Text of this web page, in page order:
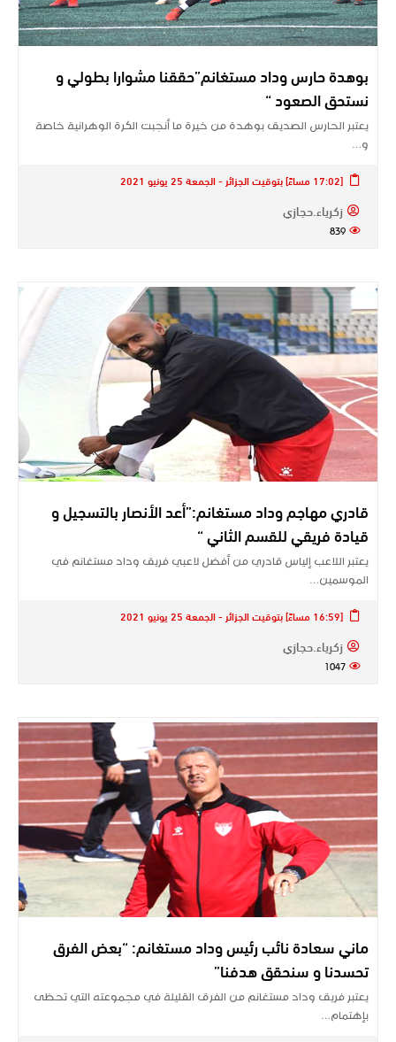
بوهدة حارس وداد مستغانم”حققنا مشوارا بطولي و
نستحق الصعود “
يعتبر الحارس الصديق بوهدة من خيرة ما أنجبت الكرة الوهرانية خاصة
و…
[17:02 مساءً] بتوقيت الجزائر - الجمعة 25 يونيو 2021
زكرياء.حجازي
839
قادري مهاجم وداد مستغانم:”أعد الأنصار بالتسجيل و
قيادة فريقي للقسم الثاني “
يعتبر اللاعب إلياس قادري من أفضل لاعبي فريق وداد مستغانم في
الموسمين…
[16:59 مساءً] بتوقيت الجزائر - الجمعة 25 يونيو 2021
زكرياء.حجازي
1047
ماني سعادة نائب رئيس وداد مستغانم: “بعض الفرق
تحسدنا و سنحقق هدفنا”
يعتبر فريق وداد مستغانم من الفرق القليلة في مجموعته التي تحظى
بإهتمام…